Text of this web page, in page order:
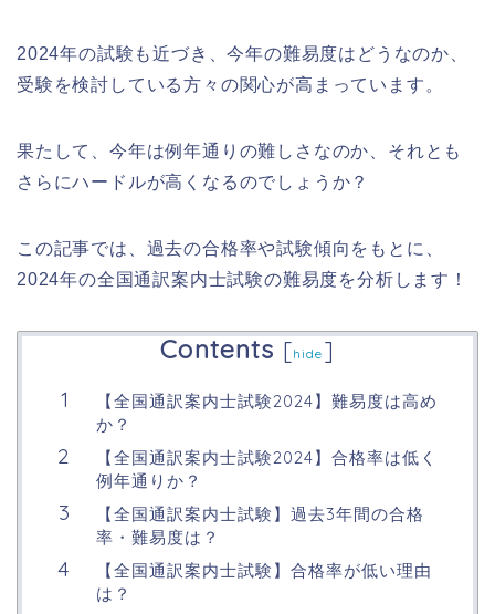
2024年の試験も近づき、今年の難易度はどうなのか、
受験を検討している方々の関心が高まっています。
果たして、今年は例年通りの難しさなのか、それとも
さらにハードルが高くなるのでしょうか？
この記事では、過去の合格率や試験傾向をもとに、
2024年の全国通訳案内士試験の難易度を分析します！
Contents [hide ]
【全国通訳案内士試験2024】難易度は高め
か？
【全国通訳案内士試験2024】合格率は低く
例年通りか？
【全国通訳案内士試験】過去3年間の合格
率・難易度は？
【全国通訳案内士試験】合格率が低い理由
は？